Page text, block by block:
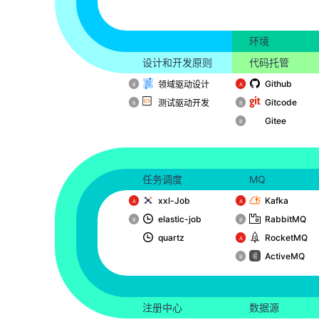
设计和开发原则
️B 领域驱动设计
️B 测试驱动开发
环境
代码托管
️A Github
️B Gitcode
️B Gitee
任务调度
️A xxl-Job
️B
elastic-job
quartz
MQ
️A Kafka
️B RabbitMQ
️A RocketMQ
️B ActiveMQ
注册中心 数据源